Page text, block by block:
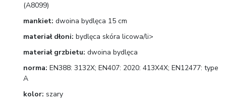
(A8099)
mankiet: dwoina bydlęca 15 cm
materiał dłoni: bydlęca skóra licowa/li>
materiał grzbietu: dwoina bydlęca
norma: EN388: 3132X; EN407: 2020: 413X4X; EN12477: type
A
kolor: szary